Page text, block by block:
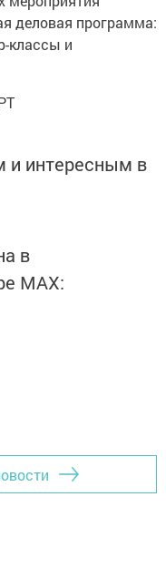
деловая программа:
классы и
интересным в
в
MАХ: